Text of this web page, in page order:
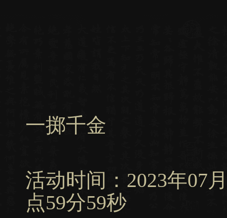
一掷千金
活动时间：2023年07
点59分59秒